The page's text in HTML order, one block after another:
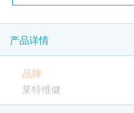
产品详情
品牌
莱特维健